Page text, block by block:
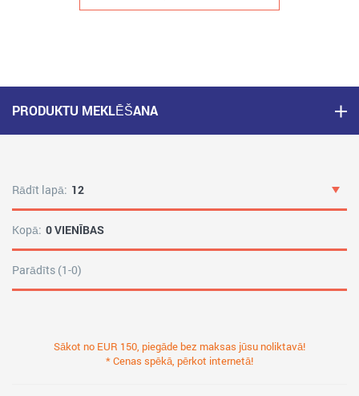
PRODUKTU MEKLĒŠANA
Rādīt lapā: 12
Kopā: 0 VIENĪBAS
Parādīts (1-0)
Sākot no EUR 150, piegāde bez maksas jūsu noliktavā!
* Cenas spēkā, pērkot internetā!